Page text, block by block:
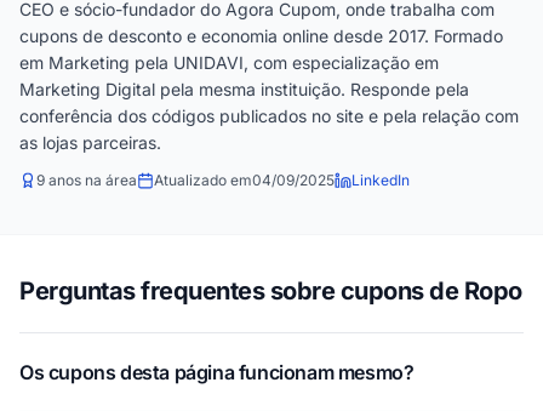
CEO e sócio-fundador do Agora Cupom, onde trabalha com
cupons de desconto e economia online desde 2017. Formado
em Marketing pela UNIDAVI, com especialização em
Marketing Digital pela mesma instituição. Responde pela
conferência dos códigos publicados no site e pela relação com
as lojas parceiras.
9 anos na área Atualizado em04/09/2025 LinkedIn
Perguntas frequentes sobre cupons de Ropo
Os cupons desta página funcionam mesmo?